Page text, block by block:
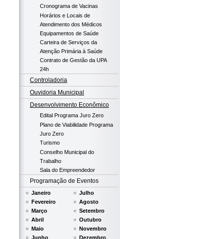
Cronograma de Vacinas
Horários e Locais de
Atendimento dos Médicos
Equipamentos de Saúde
Carteira de Serviços da
Atenção Primária à Saúde
Contrato de Gestão da UPA
24h
Controladoria
Ouvidoria Municipal
Desenvolvimento Econômico
Edital Programa Juro Zero
Plano de Viabilidade Programa
Juro Zero
Turismo
Conselho Municipal do
Trabalho
Sala do Empreendedor
Programação de Eventos
Janeiro
Fevereiro
Março
Abril
Maio
Junho
Julho
Agosto
Setembro
Outubro
Novembro
Dezembro